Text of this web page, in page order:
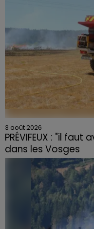
3 août 2026
PRÉVIFEUX : "il
dans les Vosges